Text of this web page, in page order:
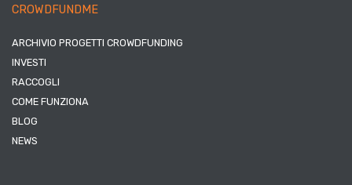
CROWDFUNDME
ARCHIVIO PROGETTI CROWDFUNDING
INVESTI
RACCOGLI
COME FUNZIONA
BLOG
NEWS